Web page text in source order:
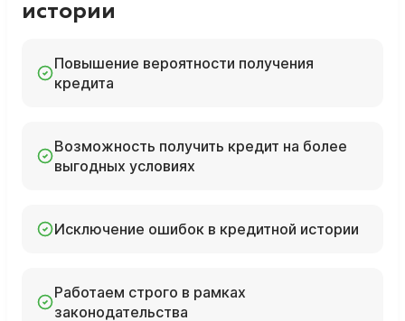
истории
Повышение вероятности получения
кредита
Возможность получить кредит на более
выгодных условиях
Исключение ошибок в кредитной истории
Работаем строго в рамках
законодательства